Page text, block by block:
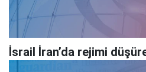
İsrail İran’da rejimi